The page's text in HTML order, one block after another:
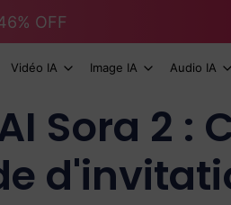
OFF
Vidéo IA Image IA Audio IA
Sora 2 :